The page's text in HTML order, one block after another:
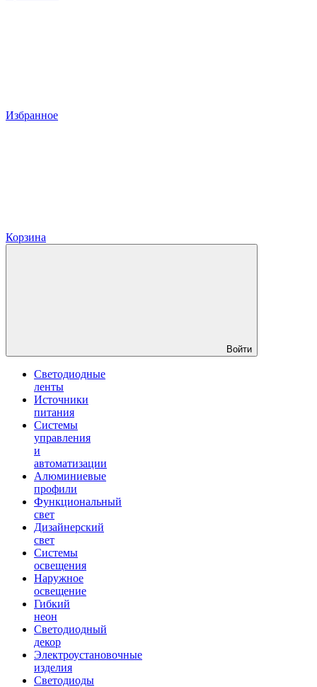
Избранное
Корзина
Войти
Светодиодные
ленты
Источники
питания
Системы
управления
и
автоматизации
Алюминиевые
профили
Функциональный
свет
Дизайнерский
свет
Системы
освещения
Наружное
освещение
Гибкий
неон
Светодиодный
декор
Электроустановочные
изделия
Светодиоды